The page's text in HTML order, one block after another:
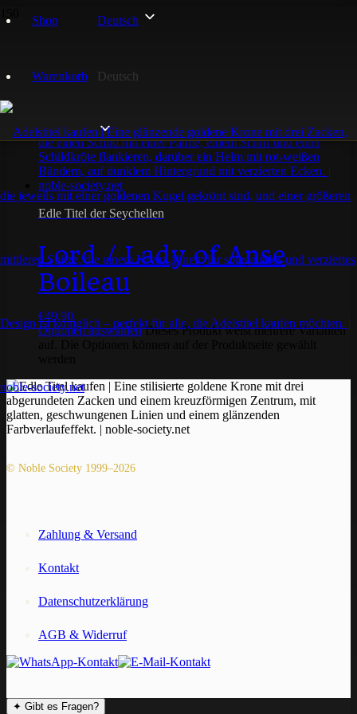
Shop
Warenkorb
Deutsch
Deutsch
Einzelnes Ergebnis wird angezeigt
Edle Titel der Seychellen
Lord / Lady of Anse
Boileau
€49,90
Optionen auswählen Dieses Produkt weist mehrere Varianten
© Noble Society 1999–2026
Zahlung & Versand
Kontakt
Datenschutzerklärung
AGB & Widerruf
✦ Gibt es Fragen?